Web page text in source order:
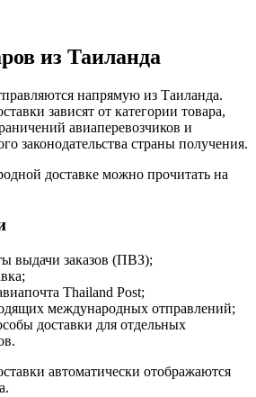
из Таиланда
напрямую из Таиланда.
зависят от категории товара,
авиаперевозчиков и
законодательства страны получения.
доставке можно прочитать на
выдачи заказов (ПВЗ);
Thailand Post;
международных отправлений;
доставки для отдельных
автоматически отображаются